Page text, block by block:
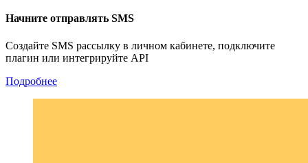
Начните отправлять SMS
Создайте SMS рассылку в личном кабинете, подключите
плагин или интегрируйте API
Подробнее